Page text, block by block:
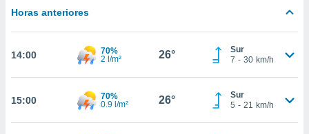
ACEPTAR
Horas anteriores
14:00
70%
2 l/m²
26°
Sur
7 - 30 km/h
15:00
70%
0.9 l/m²
26°
Sur
5 - 21 km/h